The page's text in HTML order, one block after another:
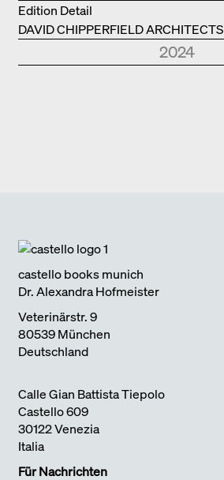
DAVID CHIPPERFIELD ARCHITECTS
Edition Detail
2024
ARCHITEKTUR UND KLIMAWANDEL
castello books munich
Dr. Alexandra Hofmeister
Veterinärstr. 9
80539 München
Deutschland
Calle Gian Battista Tiepolo
Castello 609
30122 Venezia
Italia
Für Nachrichten